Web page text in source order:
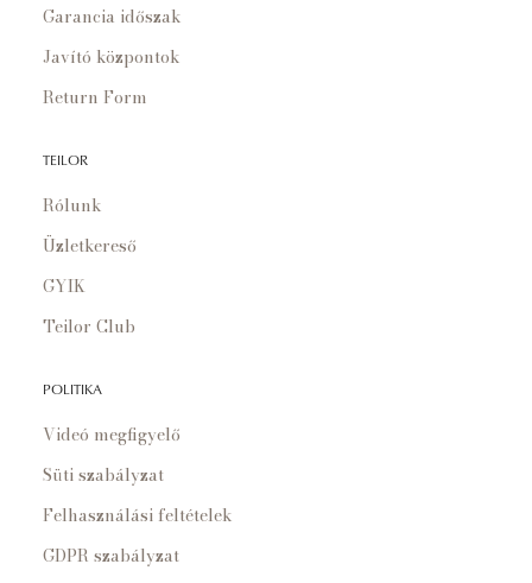
Garancia időszak
Javító központok
Return Form
TEILOR
Rólunk
Üzletkereső
GYIK
Teilor Club
POLITIKA
Videó megfigyelő
Süti szabályzat
Felhasználási feltételek
GDPR szabályzat